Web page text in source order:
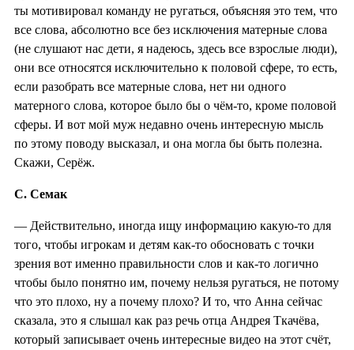
ты мотивировал команду не ругаться, объясняя это тем, что
все слова, абсолютно все без исключения матерные слова
(не слушают нас дети, я надеюсь, здесь все взрослые люди),
они все относятся исключительно к половой сфере, то есть,
если разобрать все матерные слова, нет ни одного
матерного слова, которое было бы о чём-то, кроме половой
сферы. И вот мой муж недавно очень интересную мысль
по этому поводу высказал, и она могла бы быть полезна.
Скажи, Серёж.
С. Семак
— Действительно, иногда ищу информацию какую-то для
того, чтобы игрокам и детям как-то обосновать с точки
зрения вот именно правильности слов и как-то логично
чтобы было понятно им, почему нельзя ругаться, не потому
что это плохо, ну а почему плохо? И то, что Анна сейчас
сказала, это я слышал как раз речь отца Андрея Ткачёва,
который записывает очень интересные видео на этот счёт,